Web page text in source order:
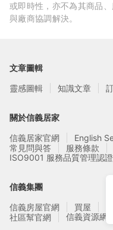
或即時性，亦不為其商品
與廠商協調解決。
文章圖輯
靈感圖輯
知識文章
關於信義居家
信義居家官網
English
常見問與答
服務條款
ISO9001 服務品質管理認證
信義集團
信義房屋官網
買屋
社區幫官網
信義資源網站